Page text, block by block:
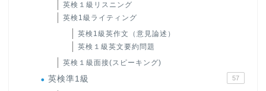
英検１級リスニング
英検1級ライティング
英検1級英作文（意見論述）
英検１級英文要約問題
英検１級面接(スピーキング)
英検準1級 57